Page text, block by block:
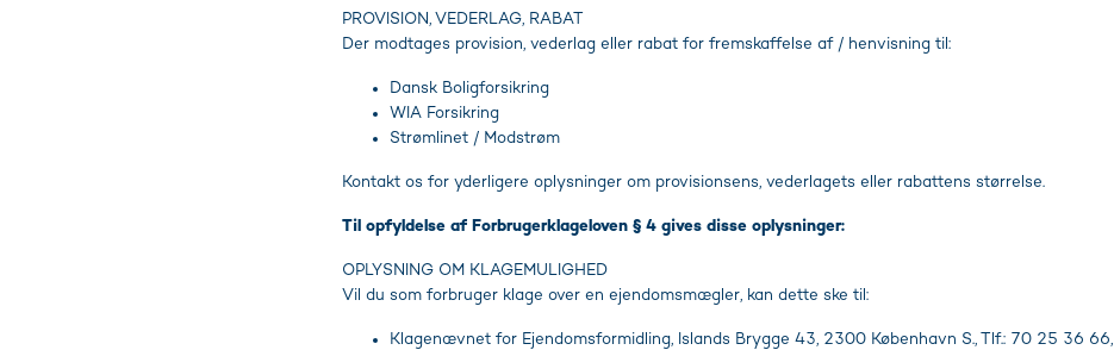
PROVISION, VEDERLAG, RABAT
Der modtages provision, vederlag eller rabat for fremskaffelse af / henvisning til:
Dansk Boligforsikring
WIA Forsikring
Strømlinet / Modstrøm
Kontakt os for yderligere oplysninger om provisionsens, vederlagets eller rabattens størrelse.
Til opfyldelse af Forbrugerklageloven § 4 gives disse oplysninger:
OPLYSNING OM KLAGEMULIGHED
Vil du som forbruger klage over en ejendomsmægler, kan dette ske til:
Klagenævnet for Ejendomsformidling, Islands Brygge 43, 2300 København S., Tlf.: 70 25 36 66,